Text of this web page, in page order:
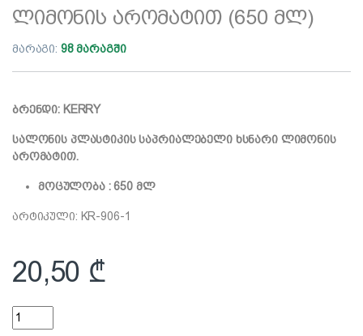
ლიმონის არომატით (650 მლ)
მარაგი: 98 მარაგში
ბრენდი: KERRY
სალონის პლასტიკის საპრიალებელი ხსნარი ლიმონის
არომატით.
მოცულობა : 650 მლ
არტიკული: KR-906-1
20,50 ₾
სალონის პლასტიკის საპრიალებელი ხსნარი ლიმონის